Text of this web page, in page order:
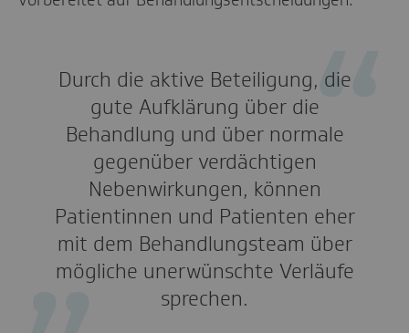
Durch die aktive Beteiligung, die
gute Aufklärung über die
Behandlung und über normale
gegenüber verdächtigen
Nebenwirkungen, können
Patientinnen und Patienten eher
mit dem Behandlungsteam über
mögliche unerwünschte Verläufe
sprechen.